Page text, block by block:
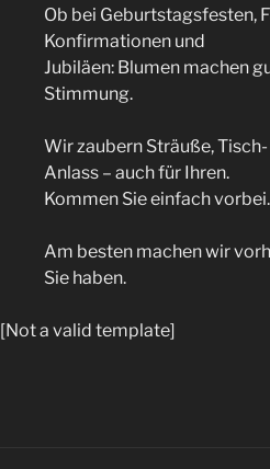
Ob bei Geburtstagsfesten,
Konfirmationen und
Jubiläen: Blumen machen
Stimmung.
Wir zaubern Sträuße,
Anlass – auch für Ihren.
Kommen Sie einfach
Am besten machen wir
Sie haben.
[Not a valid template]